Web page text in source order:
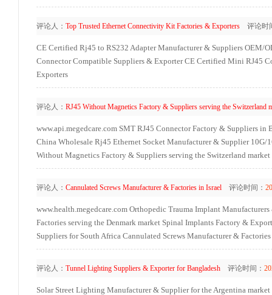
评论人： Top Trusted Ethernet Connectivity Kit Factories & Exporters 评论时
CE Certified Rj45 to RS232 Adapter Manufacturer & Suppliers OEM/
Connector Compatible Suppliers & Exporter CE Certified Mini RJ45
Exporters
评论人： RJ45 Without Magnetics Factory & Suppliers serving the Switzerland
www.api.megedcare.com SMT RJ45 Connector Factory & Suppliers in
China Wholesale Rj45 Ethernet Socket Manufacturer & Supplier 10G/
Without Magnetics Factory & Suppliers serving the Switzerland market
评论人： Cannulated Screws Manufacturer & Factories in Israel 评论时间：
www.health.megedcare.com Orthopedic Trauma Implant
Factories serving the Denmark market Spinal Implants Factory &
Suppliers for South Africa Cannulated Screws Manufacturer &
评论人： Tunnel Lighting Suppliers & Exporter for Bangladesh 评论时间：
Solar Street Lighting Manufacturer & Supplier for the Argentina market